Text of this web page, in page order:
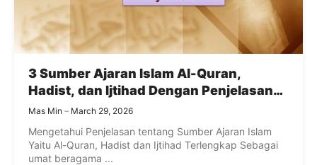
3 Sumber Ajaran Islam Al-Quran,
Hadist, dan Ijtihad Dengan Penjelasan
Lengkap
Mas Min March 29, 2026
Mengetahui Penjelasan tentang Sumber Ajaran Islam
Yaitu Al-Quran, Hadist dan Ijtihad Terlengkap Sebagai
umat beragama ...